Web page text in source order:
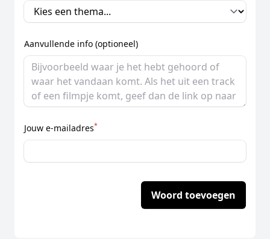
Aanvullende info (optioneel)
Jouw e-mailadres*
Woord toevoegen